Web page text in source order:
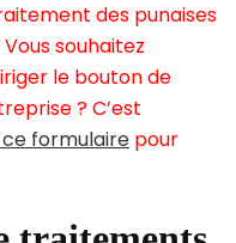
des punaises
souhaitez
le bouton de
? C’est
formulaire pour